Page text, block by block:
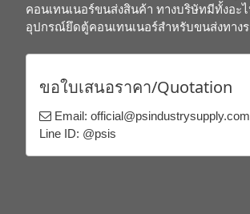
คอนเทนเนอร์ขนส่งสินค้า ทางบริษัทมีทั้งอ
อุปกรณ์ยึดตู้คอนเทนเนอร์สำหรับขนส่งทางร
ขอใบเสนอราคา/Quotation
Email: official@psindustrysupply.com
Line ID: @psis